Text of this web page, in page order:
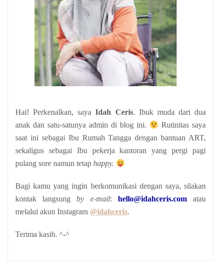
Hai! Perkenalkan, sayaIdah Ceris. Ibuk muda dari dua
anak dan satu-satunya admin di blog ini.
Rutinitas saya
saat ini sebagai Ibu Rumah Tangga dengan bantuan ART,
sekaligus sebagai Ibu pekerja kantoran yang pergi pagi
pulang sore namun tetap happy.
Bagi kamu yang ingin berkomunikasi dengan saya, silakan
kontak langsungby e-mail: hello@idahceris.com
atau
melalui akun Instagram @idahceris.
Terima kasih. ^-^